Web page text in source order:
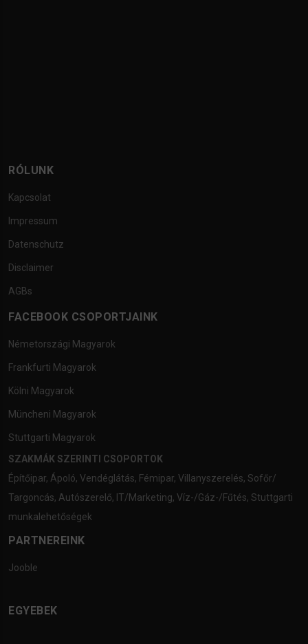
RÓLUNK
Kapcsolat
Impressum
Datenschutz
Disclaimer
AGBs
FACEBOOK CSOPORTJAINK
Németországi Magyarok
Frankfurti Magyarok
Kölni Magyarok
Müncheni Magyarok
Stuttgarti Magyarok
SZAKMÁK SZERINTI CSOPORTOK
Építőipar, Ápoló, Vendéglátás, Fémipar, Villanyszerelés, Sofőr/
Targoncás, Autószerelő, IT/Marketing, Víz-/Gáz-/Fűtés, Stuttgarti
munkalehetőségek
PARTNEREINK
Jooble
EGYEBEK